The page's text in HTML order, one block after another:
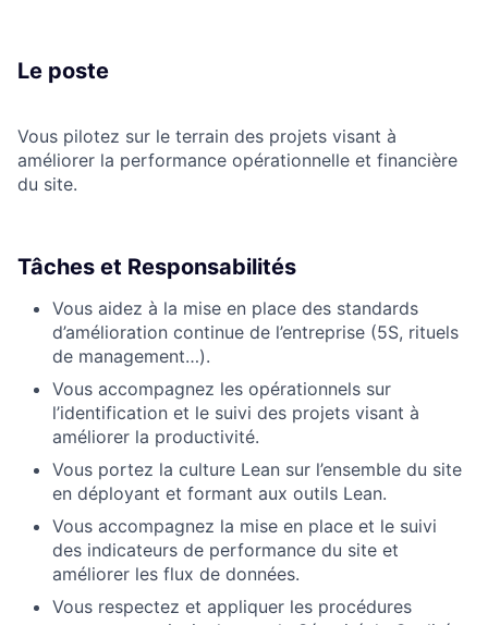
Le poste
Vous pilotez sur le terrain des projets visant à
améliorer la performance opérationnelle et financière
du site.
Tâches et Responsabilités
Vous aidez à la mise en place des standards
d’amélioration continue de l’entreprise (5S, rituels
de management…).
Vous accompagnez les opérationnels sur
l’identification et le suivi des projets visant à
améliorer la productivité.
Vous portez la culture Lean sur l’ensemble du site
en déployant et formant aux outils Lean.
Vous accompagnez la mise en place et le suivi
des indicateurs de performance du site et
améliorer les flux de données.
Vous respectez et appliquer les procédures